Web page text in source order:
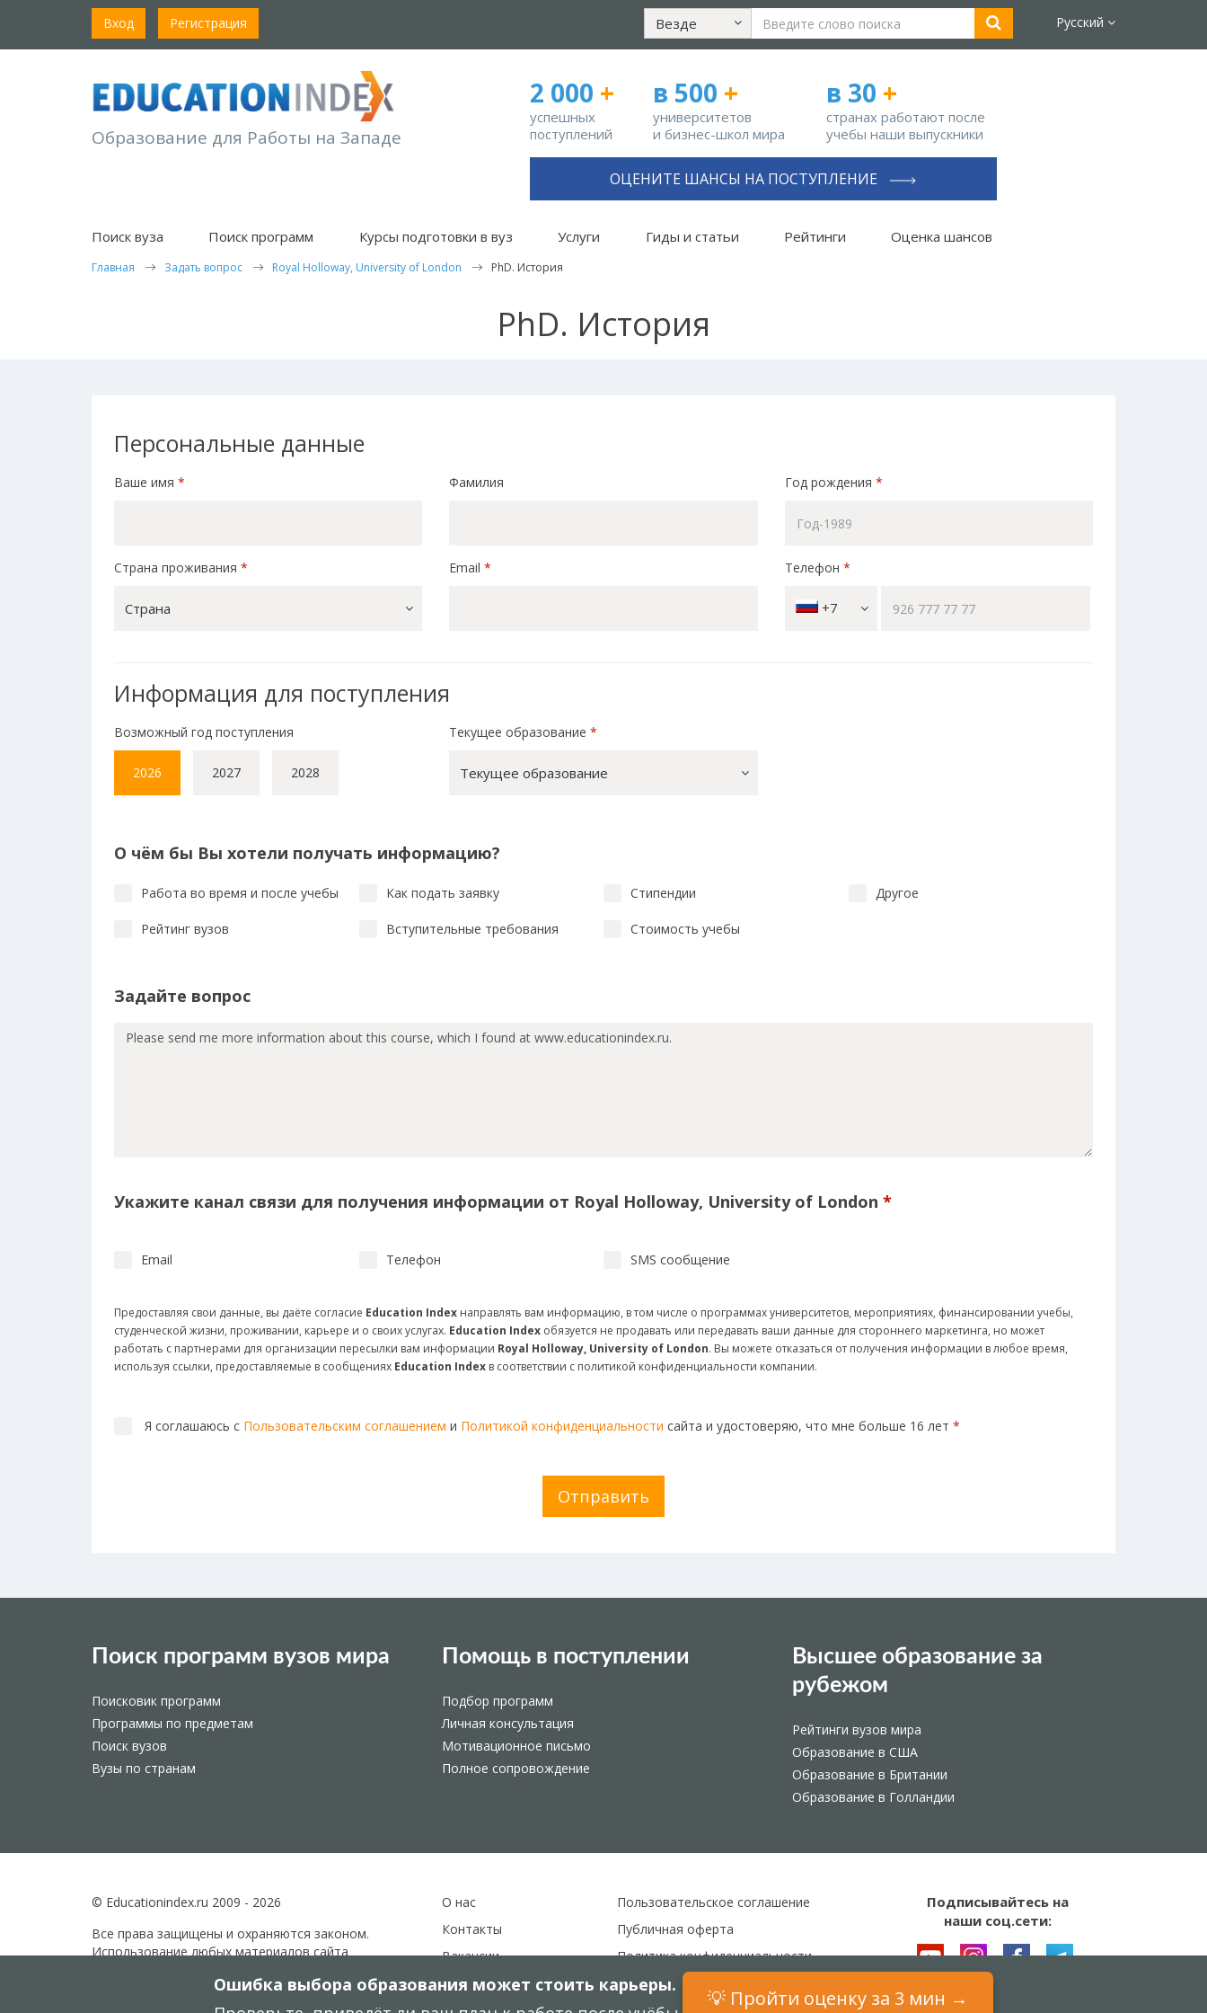
Вход Регистрация Везде Русский
Образование для Работы на Западе
2 000 +
успешных
поступлений
в 500 +
университетов
и бизнес-школ мира
в 30 +
странах работают после
учебы наши выпускники
ОЦЕНИТЕ ШАНСЫ НА ПОСТУПЛЕНИЕ
Поиск вуза Поиск программ Курсы подготовки в вуз Услуги Гиды и статьи Рейтинги Оценка шансов
Главная Задать вопрос Royal Holloway, University of London PhD. История
PhD. История
Персональные данные
Ваше имя * Фамилия Год рождения *
Страна проживания *
Страна
Email* Телефон *
+7
Информация для поступления
Возможный год поступления
2026 2027 2028
Текущее образование*
Текущее образование
О чём бы Вы хотели получать информацию?
Работа во время и после учебы Как подать заявку Стипендии Другое
Рейтинг вузов Вступительные требования Стоимость учебы
Задайте вопрос
Укажите канал связи для получения информации от Royal Holloway, University of London *
Email Телефон SMS сообщение
Предоставляя свои данные, вы даёте согласие Education Index направлять вам информацию, в том числе о программах университетов, мероприятиях, финансировании учебы,
студенческой жизни, проживании, карьере и о своих услугах. Education Index обязуется не продавать или передавать ваши данные для стороннего маркетинга, но может
работать с партнерами для организации пересылки вам информации Royal Holloway, University of London. Вы можете отказаться от получения информации в любое время,
используя ссылки, предоставляемые в сообщениях Education Index в соответствии с политикой конфиденциальности компании.
Я соглашаюсь с Пользовательским соглашением и Политикой конфиденциальности сайта и удостоверяю, что мне больше 16 лет *
Отправить
Поиск программ вузов мира
Поисковик программ
Программы по предметам
Поиск вузов
Вузы по странам
Помощь в поступлении
Подбор программ
Личная консультация
Мотивационное письмо
Полное сопровождение
Высшее образование за
рубежом
Рейтинги вузов мира
Образование в США
Образование в Британии
Образование в Голландии
© Educationindex.ru 2009 - 2026
Все права защищены и охраняются законом.
Использование любых материалов сайта
О нас
Контакты
Вакансии
Карта сайта
Пользовательское соглашение
Публичная оферта
Политика конфиденциальности
Подписывайтесь на
наши соц.сети:
Ошибка выбора образования может стоить карьеры.
💡 Пройти оценку за 3 мин →